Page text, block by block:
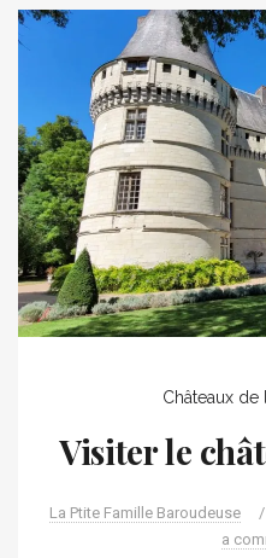
Châteaux de
Visiter le
La Ptite Famille Baroudeuse /
a